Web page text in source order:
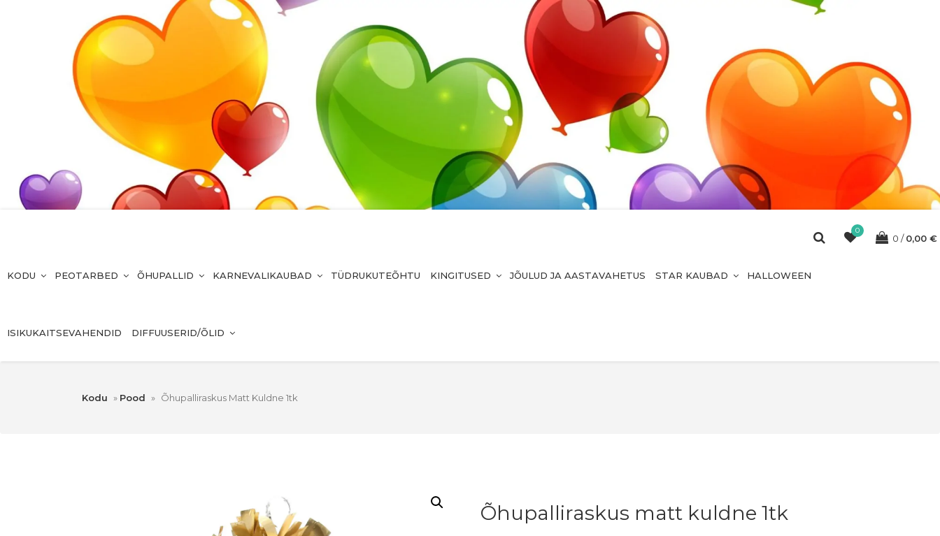
0
0 0,00 €
KODU PEOTARBED ÕHUPALLID KARNEVALIKAUBAD TÜDRUKUTEÕHTU KINGITUSED JÕULUD JA AASTAVAHETUS STAR KAUBAD HALLOWEEN
ISIKUKAITSEVAHENDID DIFFUUSERID/ÕLID
Kodu » Pood » Õhupalliraskus Matt Kuldne 1tk
Õhupalliraskus matt kuldne 1tk